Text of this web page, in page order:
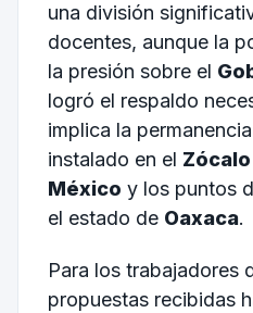
una división
docentes, aunque la
la presión sobre el
logró el respaldo
implica la
instalado en el Zócalo
México y los puntos
el estado de Oaxaca.
Para los trabajadores
propuestas recibidas